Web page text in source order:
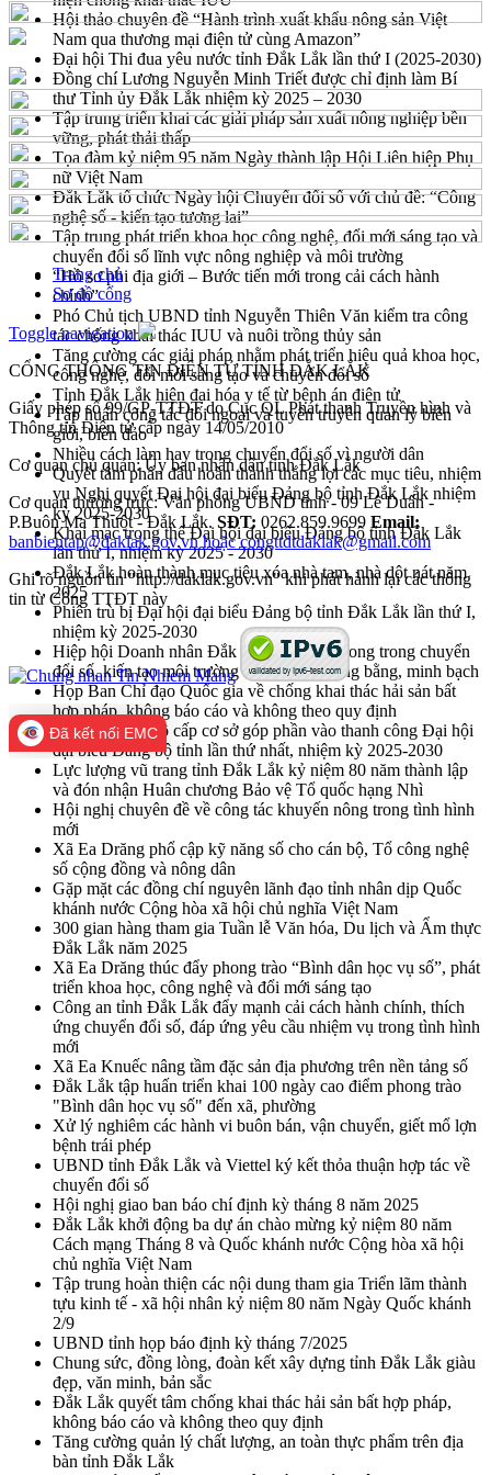
Hội thảo chuyên đề “Hành trình xuất khẩu nông sản Việt
Nam qua thương mại điện tử cùng Amazon”
Đại hội Thi đua yêu nước tỉnh Đắk Lắk lần thứ I (2025-2030)
Đồng chí Lương Nguyễn Minh Triết được chỉ định làm Bí
thư Tỉnh ủy Đắk Lắk nhiệm kỳ 2025 – 2030
Tập trung triển khai các giải pháp sản xuất nông nghiệp bền
vững, phát thải thấp
Tọa đàm kỷ niệm 95 năm Ngày thành lập Hội Liên hiệp Phụ
nữ Việt Nam
Đắk Lắk tổ chức Ngày hội Chuyển đổi số với chủ đề: “Công
nghệ số - kiến tạo tương lai”
Tập trung phát triển khoa học công nghệ, đổi mới sáng tạo và
chuyển đổi số lĩnh vực nông nghiệp và môi trường
“Hồ sơ phi địa giới – Bước tiến mới trong cải cách hành
chính”
Phó Chủ tịch UBND tỉnh Nguyễn Thiên Văn kiểm tra công
tác chống khai thác IUU và nuôi trồng thủy sản
Tăng cường các giải pháp nhằm phát triển hiệu quả khoa học,
công nghệ, đổi mới sáng tạo và chuyển đổi số
Tỉnh Đắk Lắk hiện đại hóa y tế từ bệnh án điện tử
Tập huấn công tác đối ngoại và tuyên truyền quản lý biên
giới, biển đảo
Nhiều cách làm hay trong chuyển đổi số vì người dân
Quyết tâm phấn đấu hoàn thành thắng lợi các mục tiêu, nhiệm
vụ Nghị quyết Đại hội đại biểu Đảng bộ tỉnh Đắk Lắk nhiệm
kỳ 2025-2030
Khai mạc trọng thể Đại hội đại biểu Đảng bộ tỉnh Đắk Lắk
lần thứ I, nhiệm kỳ 2025 - 2030
Đắk Lắk hoàn thành mục tiêu xóa nhà tạm, nhà dột nát năm
2025
Phiên trù bị Đại hội đại biểu Đảng bộ tỉnh Đắk Lắk lần thứ I,
nhiệm kỳ 2025-2030
Hiệp hội Doanh nhân Đắk Lắk cần tiên phong trong chuyển
đổi số, kiến tạo môi trường kinh doanh công bằng, minh bạch
Họp Ban Chỉ đạo Quốc gia về chống khai thác hải sản bất
hợp pháp, không báo cáo và không theo quy định
Đại hội Đảng bộ cấp cơ sở góp phần vào thanh công Đại hội
đại biểu Đảng bộ tỉnh lần thứ nhất, nhiệm kỳ 2025-2030
Lực lượng vũ trang tỉnh Đắk Lắk kỷ niệm 80 năm thành lập
và đón nhận Huân chương Bảo vệ Tổ quốc hạng Nhì
Hội nghị chuyên đề về công tác khuyến nông trong tình hình
mới
Xã Ea Drăng phổ cập kỹ năng số cho cán bộ, Tổ công nghệ
số cộng đồng và nông dân
Gặp mặt các đồng chí nguyên lãnh đạo tỉnh nhân dịp Quốc
khánh nước Cộng hòa xã hội chủ nghĩa Việt Nam
300 gian hàng tham gia Tuần lễ Văn hóa, Du lịch và Ẩm thực
Đắk Lắk năm 2025
Xã Ea Drăng thúc đẩy phong trào “Bình dân học vụ số”, phát
triển khoa học, công nghệ và đổi mới sáng tạo
Công an tỉnh Đắk Lắk đẩy mạnh cải cách hành chính, thích
ứng chuyển đổi số, đáp ứng yêu cầu nhiệm vụ trong tình hình
mới
Xã Ea Knuếc nâng tầm đặc sản địa phương trên nền tảng số
Đắk Lắk tập huấn triển khai 100 ngày cao điểm phong trào
"Bình dân học vụ số" đến xã, phường
Xử lý nghiêm các hành vi buôn bán, vận chuyển, giết mổ lợn
bệnh trái phép
UBND tỉnh Đắk Lắk và Viettel ký kết thỏa thuận hợp tác về
chuyển đổi số
Hội nghị giao ban báo chí định kỳ tháng 8 năm 2025
Đắk Lắk khởi động ba dự án chào mừng kỷ niệm 80 năm
Cách mạng Tháng 8 và Quốc khánh nước Cộng hòa xã hội
chủ nghĩa Việt Nam
Tập trung hoàn thiện các nội dung tham gia Triển lãm thành
tựu kinh tế - xã hội nhân kỷ niệm 80 năm Ngày Quốc khánh
2/9
UBND tỉnh họp báo định kỳ tháng 7/2025
Chung sức, đồng lòng, đoàn kết xây dựng tỉnh Đắk Lắk giàu
đẹp, văn minh, bản sắc
Đắk Lắk quyết tâm chống khai thác hải sản bất hợp pháp,
không báo cáo và không theo quy định
Tăng cường quản lý chất lượng, an toàn thực phẩm trên địa
bàn tỉnh Đắk Lắk
Trang chủ
Sơ đồ cổng
Toggle navigation
CỔNG THÔNG TIN ĐIỆN TỬ TỈNH ĐẮK LẮK
Giấy phép số 99/GP-TTĐT do Cục QL Phát thanh Truyền hình và
Thông tin Điện tử cấp ngày 14/05/2010
Cơ quan chủ quản: Ủy ban nhân dân tỉnh Đắk Lắk
Cơ quan thường trực: Văn phòng UBND tỉnh - 09 Lê Duẩn -
P.Buôn Ma Thuột - Đắk Lắk. SĐT: 0262.859.9699 Email:
banbientap@daklak.gov.vn hoặc congttdtdaklak@gmail.com
Ghi rõ nguồn tin "http://daklak.gov.vn" khi phát hành lại các thông
tin từ Cổng TTĐT này
Đã kết nối EMC